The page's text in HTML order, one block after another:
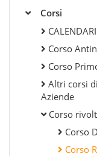
Corsi
Corso
Corso
Altri corsi
Aziende
Corso
Corso
Corso